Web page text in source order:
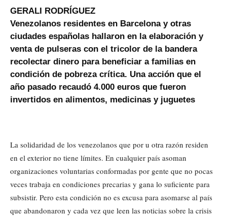
GERALI RODRÍGUEZ
Venezolanos residentes en Barcelona y otras
ciudades españolas hallaron en la elaboración y
venta de pulseras con el tricolor de la bandera
recolectar dinero para beneficiar a familias en
condición de pobreza crítica. Una acción que el
año pasado recaudó 4.000 euros que fueron
invertidos en alimentos, medicinas y juguetes
La solidaridad de los venezolanos que por u otra razón residen
en el exterior no tiene límites. En cualquier país asoman
organizaciones voluntarias conformadas por gente que no pocas
veces trabaja en condiciones precarias y gana lo suficiente para
subsistir. Pero esta condición no es excusa para asomarse al país
que abandonaron y cada vez que leen las noticias sobre la crisis